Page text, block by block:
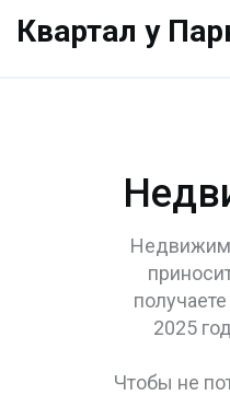
Квартал у
2025
Чтобы не